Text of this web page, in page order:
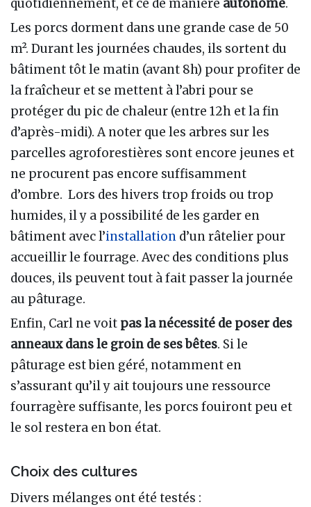
quotidiennement, et ce de manière autonome.
Les porcs dorment dans une grande case de 50
m². Durant les journées chaudes, ils sortent du
bâtiment tôt le matin (avant 8h) pour profiter de
la fraîcheur et se mettent à l’abri pour se
protéger du pic de chaleur (entre 12h et la fin
d’après-midi). A noter que les arbres sur les
parcelles agroforestières sont encore jeunes et
ne procurent pas encore suffisamment
d’ombre. Lors des hivers trop froids ou trop
humides, il y a possibilité de les garder en
bâtiment avec l’installation d’un râtelier pour
accueillir le fourrage. Avec des conditions plus
douces, ils peuvent tout à fait passer la journée
au pâturage.
Enfin, Carl ne voit pas la nécessité de poser des
anneaux dans le groin de ses bêtes. Si le
pâturage est bien géré, notamment en
s’assurant qu’il y ait toujours une ressource
fourragère suffisante, les porcs fouiront peu et
le sol restera en bon état.
Choix des cultures
Divers mélanges ont été testés :